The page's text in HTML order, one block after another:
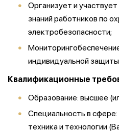
Организует и
знаний работников по
электробезопасности;
индивидуальной
Квалификационные
Образование: высшее
Специальность в сфере:
техника и технологии